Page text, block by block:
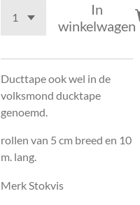
In
winkelwagen
Ducttape ook wel in de
volksmond ducktape
genoemd.
rollen van 5 cm breed en 10
m. lang.
Merk Stokvis